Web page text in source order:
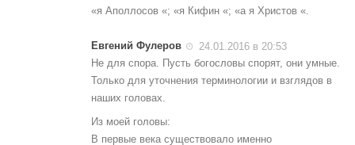
«я Аполлосов «; «я Кифин «; «а я Христов «.
Евгений Фулеров
24.01.2016 в 20:53
Не для спора. Пусть богословы спорят, они умные.
Только для уточнения терминологии и взглядов в
наших головах.
Из моей головы:
В первые века существовало именно